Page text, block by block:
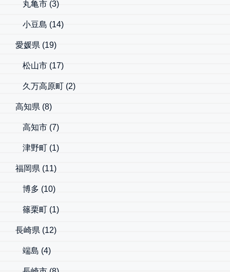
丸亀市 (3)
小豆島 (14)
愛媛県 (19)
松山市 (17)
久万高原町 (2)
高知県 (8)
高知市 (7)
津野町 (1)
福岡県 (11)
博多 (10)
篠栗町 (1)
長崎県 (12)
端島 (4)